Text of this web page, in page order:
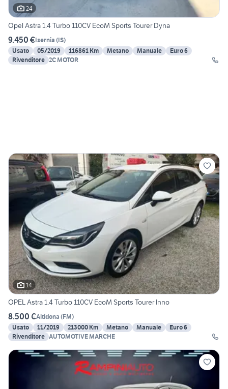
24
Opel Astra 1.4 Turbo 110CV EcoM Sports Tourer Dyna
9.450 €Isernia (IS)
Usato
05/2019 116861 Km Metano Manuale
Euro 6
Rivenditore 2C MOTOR
14
OPEL Astra 1.4 Turbo 110CV EcoM Sports Tourer Inno
8.500 €Altidona (FM)
Usato
11/2019 213000 Km Metano Manuale
Euro 6
Rivenditore AUTOMOTIVE MARCHE